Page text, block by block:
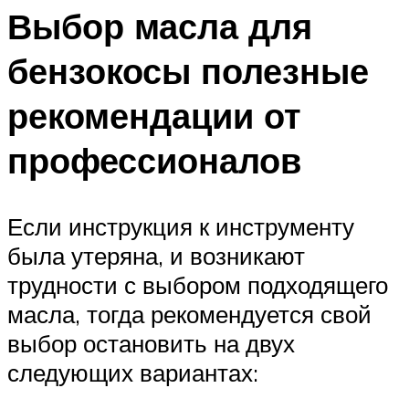
Выбор масла для
бензокосы полезные
рекомендации от
профессионалов
Если инструкция к инструменту
была утеряна, и возникают
трудности с выбором подходящего
масла, тогда рекомендуется свой
выбор остановить на двух
следующих вариантах: